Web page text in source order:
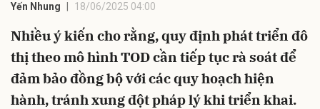
Yến Nhung 18/06/2025 04:00
Nhiều ý kiến cho rằng, quy định phát triển đô
thị theo mô hình TOD cần tiếp tục rà soát để
đảm bảo đồng bộ với các quy hoạch hiện
hành, tránh xung đột pháp lý khi triển khai.
Hủy